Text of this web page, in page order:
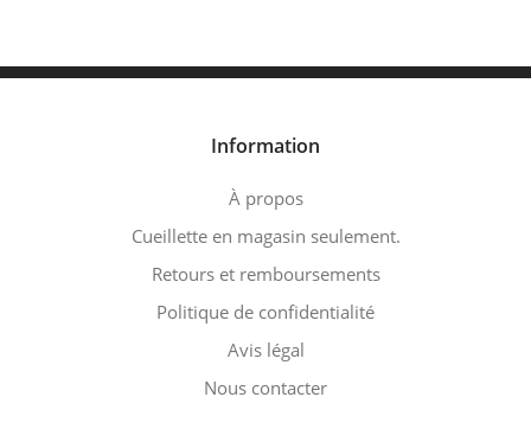
Information
À propos
Cueillette en magasin seulement.
Retours et remboursements
Politique de confidentialité
Avis légal
Nous contacter